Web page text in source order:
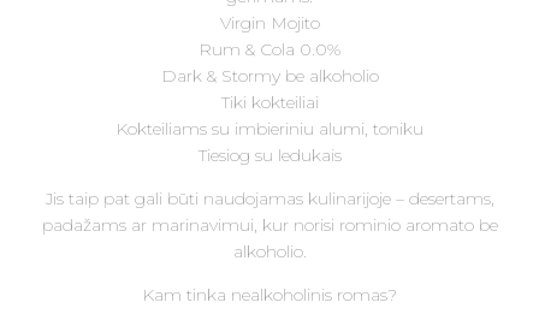
Virgin Mojito
Rum & Cola 0.0%
Dark & Stormy be alkoholio
Tiki kokteiliai
Kokteiliams su imbieriniu alumi, toniku
Tiesiog su ledukais
Jis taip pat gali būti naudojamas kulinarijoje – desertams,
padažams ar marinavimui, kur norisi rominio aromato be
alkoholio.
Kam tinka nealkoholinis romas?